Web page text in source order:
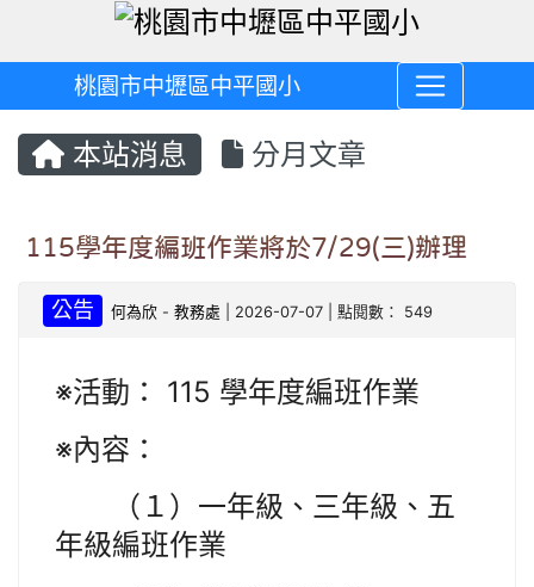
桃園市中壢區中平國小
本站消息 分月文章
115學年度編班作業將於7/29(三)辦理
公告 何為欣 -教務處 | 2026-07-07 | 點閱數： 549
※活動： 115 學年度編班作業
※內容：
（１）一年級、三年級、五
年級編班作業